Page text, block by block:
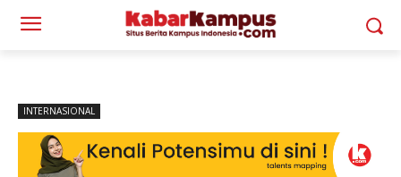
INTERNASIONAL